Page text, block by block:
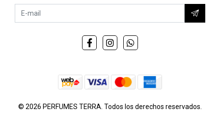
© 2026 PERFUMES TERRA. Todos los derechos reservados.